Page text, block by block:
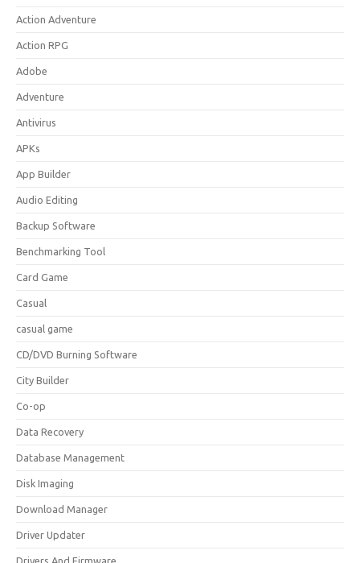
Action Adventure
Action RPG
Adobe
Adventure
Antivirus
APKs
App Builder
Audio Editing
Backup Software
Benchmarking Tool
Card Game
Casual
casual game
CD/DVD Burning Software
City Builder
Co-op
Data Recovery
Database Management
Disk Imaging
Download Manager
Driver Updater
Drivers And Firmware